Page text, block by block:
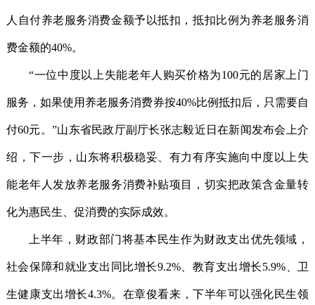
人自付养老服务消费金额予以抵扣，抵扣比例为养老服务消
费金额的40%。
“一位中度以上失能老年人购买价格为100元的居家上门
服务，如果使用养老服务消费券按40%比例抵扣后，只需要自
付60元。”山东省民政厅副厅长张志毅近日在新闻发布会上介
绍，下一步，山东将积极稳妥、有力有序实施向中度以上失
能老年人发放养老服务消费补贴项目，切实把政策含金量转
化为惠民生、促消费的实际成效。
上半年，财政部门将基本民生作为财政支出优先领域，
社会保障和就业支出同比增长9.2%、教育支出增长5.9%、卫
生健康支出增长4.3%。在章俊看来，下半年可以强化民生领